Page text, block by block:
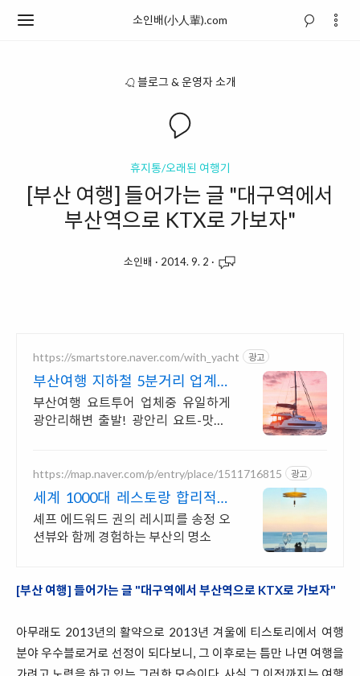
소인배(小人輩).com
블로그 & 운영자 소개
휴지통/오래된 여행기
[부산 여행] 들어가는 글 "대구역에서
부산역으로 KTX로 가보자"
소인배 · 2014. 9. 2 ·
https://smartstore.naver.com/with_yacht 광고
부산여행 지하철 5분거리 업계유
일 광안리해변 출발!
부산여행 요트투어 업체중 유일하게
광안리해변 출발! 광안리 요트-맛집-
https://map.naver.com/p/entry/place/1511716815 광고
세계 1000대 레스토랑 합리적인
프렌치 파인다이닝
셰프 에드워드 권의 레시피를 송정 오
션뷰와 함께 경험하는 부산의 명소
[부산 여행] 들어가는 글 "대구역에서 부산역으로 KTX로 가보자"
아무래도 2013년의 활약으로 2013년 겨울에 티스토리에서 여행
분야 우수블로거로 선정이 되다보니, 그 이후로는 틈만 나면 여행을